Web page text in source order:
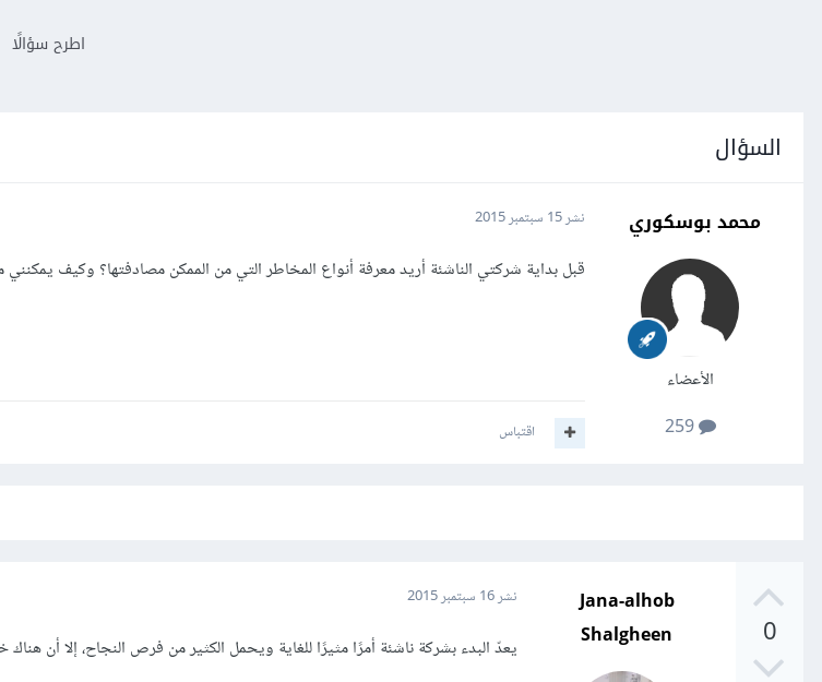
اطرح سؤالًا
السؤال
محمد بوسكوري
الأعضاء
259
نشر15 سبتمبر 2015
قبل بداية شركتي الناشئة أريد معرفة أنواع المخاطر التي من الممكن مصادفتها؟ وكيف يمكنني
اقتباس
0
Jana-alhob
Shalgheen
نشر16 سبتمبر 2015
يعدّ البدء بشركة ناشئة أمرًا مثيرًا للغاية ويحمل الكثير من فرص النجاح، إلا أن